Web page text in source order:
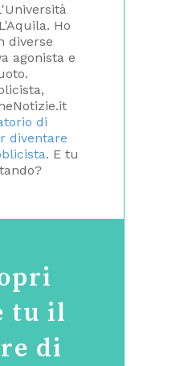
Ho
diverse
agonista e
di
diventare
. E tu
tu il
di